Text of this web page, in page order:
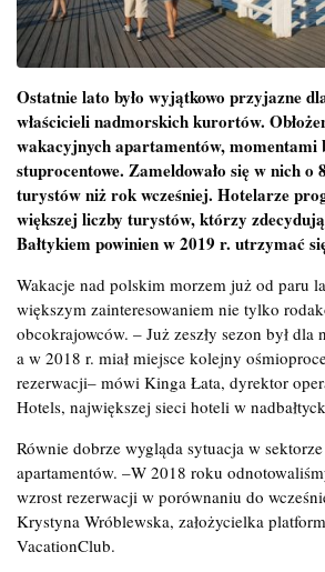
Ostatnie lato było wyjątkowo przyjazne
właścicieli nadmorskich kurortów.
wakacyjnych apartamentów, momentami
stuprocentowe. Zameldowało się w nich o
turystów niż rok wcześniej. Hotelarze
większej liczby turystów, którzy
Bałtykiem powinien w 2019 r. utrzymać
Wakacje nad polskim morzem już od paru
większym zainteresowaniem nie tylko
obcokrajowców. – Już zeszły sezon był dla
a w 2018 r. miał miejsce kolejny
rezerwacji– mówi Kinga Łata, dyrektor
Hotels, największej sieci hoteli w
Równie dobrze wygląda sytuacja w
apartamentów. –W 2018 roku
wzrost rezerwacji w porównaniu do
Krystyna Wróblewska, założycielka
VacationClub.